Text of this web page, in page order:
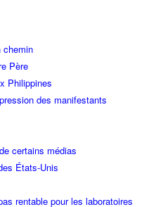
chemin
Père
Philippines
des manifestants
certains médias
États-Unis
rentable pour les laboratoires